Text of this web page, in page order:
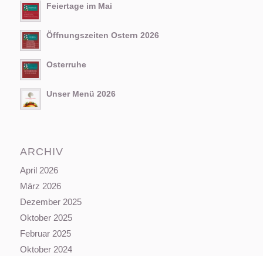
Feiertage im Mai
Öffnungszeiten Ostern 2026
Osterruhe
Unser Menü 2026
ARCHIV
April 2026
März 2026
Dezember 2025
Oktober 2025
Februar 2025
Oktober 2024